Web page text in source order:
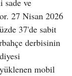
sade ve
27 Nisan 2026
37'de sabit
derbisinin
mobil